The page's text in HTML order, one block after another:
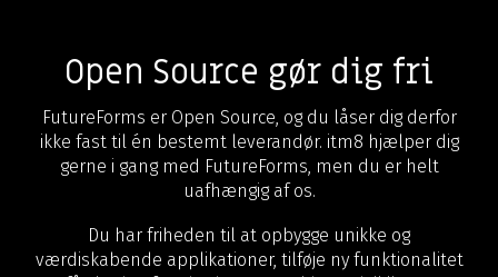
Open Source gør dig fri
FutureForms er Open Source, og du låser dig derfor
ikke fast til én bestemt leverandør. itm8 hjælper dig
gerne i gang med FutureForms, men du er helt
uafhængig af os.
Du har friheden til at opbygge unikke og
værdiskabende applikationer, tilføje ny funktionalitet